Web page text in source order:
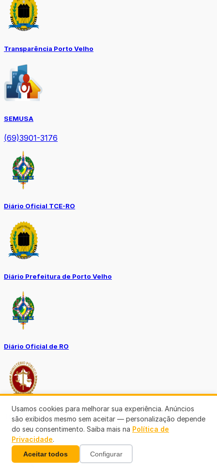
Transparência Porto Velho
SEMUSA
(69)3901-3176
Diário Oficial TCE-RO
Diário Prefeitura de Porto Velho
Diário Oficial de RO
Transparência RO
Usamos cookies para melhorar sua experiência. Anúncios
são exibidos mesmo sem aceitar — personalização depende
do seu consentimento. Saiba mais na Política de
Privacidade.
Aceitar todos Configurar